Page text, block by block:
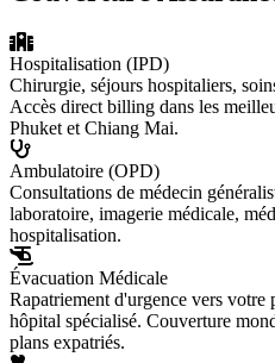
Hospitalisation (IPD)
Chirurgie, séjours hospitaliers,
Accès direct billing dans les
Phuket et Chiang Mai.
Ambulatoire (OPD)
Consultations de médecin
laboratoire, imagerie médicale,
hospitalisation.
Évacuation Médicale
Rapatriement d'urgence vers
hôpital spécialisé. Couverture
plans expatriés.